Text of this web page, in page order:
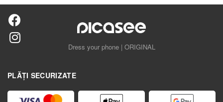
Dress your phone | ORIGINAL
PLĂȚI SECURIZATE